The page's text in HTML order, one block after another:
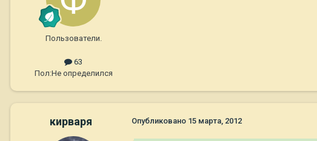
Пользователи.
63
Пол:Не определился
кирваря Опубликовано 15 марта, 2012